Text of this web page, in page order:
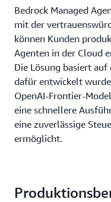
Bedrock Managed
mit der
können Kunden
Agenten in der Cloud
Die Lösung basiert
dafür entwickelt
OpenAI-Frontier-
eine schnellere
eine zuverlässige
ermöglicht.